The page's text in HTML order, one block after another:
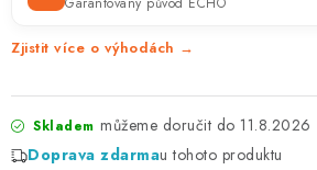
Zjistit více o výhodách →
Skladem
11.8.2026
Doprava zdarmau tohoto produktu